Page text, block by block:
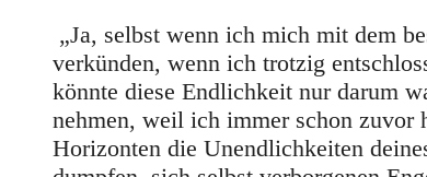
„Ja, selbst wenn ich mich mit dem
verkünden, wenn ich trotzig
könnte diese Endlichkeit nur darum
nehmen, weil ich immer schon zuvor
Horizonten die Unendlichkeiten